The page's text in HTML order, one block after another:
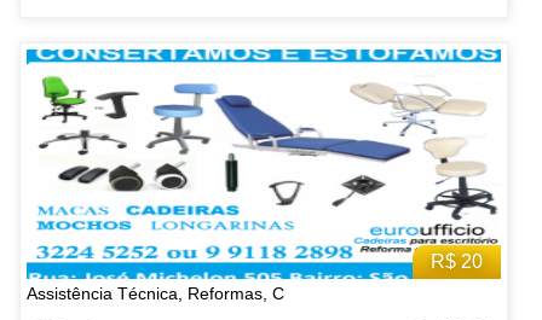
R$ 20
Assistência Técnica, Reformas, C